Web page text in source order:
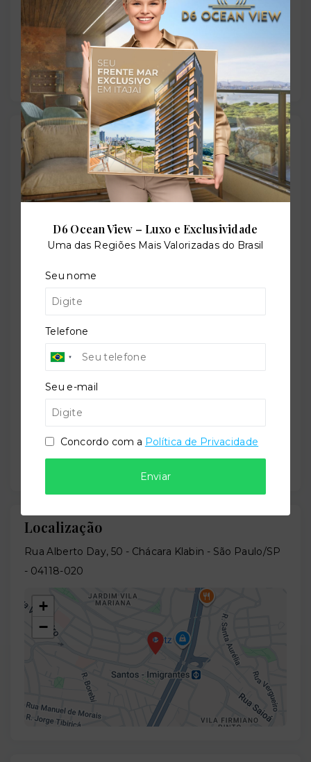
Bicicletário
Outras Informações
Referência:
O-57327-87599
Residencial
Situação:
Em construção
Previsão de entrega:
28/08/2027
Localização
Rua Alberto Day, 50 - Chácara Klabin - São Paulo/SP
- 04118-020
+
−
D6 Ocean View – Luxo e Exclusividade
Uma das Regiões Mais Valorizadas do Brasil
Seu nome
Telefone
Seu e-mail
Concordo com a Política de Privacidade
Enviar